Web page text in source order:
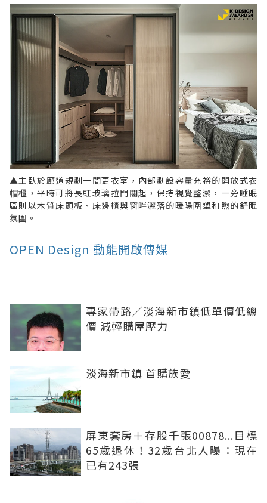
▲主臥於廊道規劃一間更衣室，內部劃設容量充裕的開放式衣
帽櫃，平時可將長虹玻璃拉門關起，保持視覺整潔，一旁睡眠
區則以木質床頭板、床邊櫃與窗畔灑落的暖陽圍塑和煦的舒眠
氛圍。
OPEN Design 動能開啟傳媒
專家帶路／淡海新市鎮低單價低總
價 減輕購屋壓力
淡海新市鎮 首購族愛
屏東套房＋存股千張00878...目標
65歲退休！32歲台北人曝：現在
已有243張